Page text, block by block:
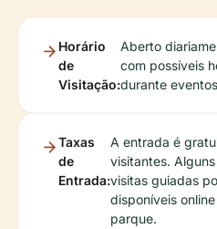
Horário
de
Visitação:
Aberto
com possíveis
durante
Taxas
de
Entrada:
A entrada é
visitantes.
visitas guiadas
disponíveis
parque.